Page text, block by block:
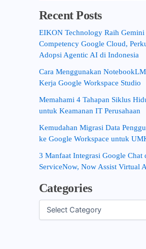
Recent Posts
EIKON Technology Raih Gemini
Competency Google Cloud,
Adopsi Agentic AI di Indonesia
Cara Menggunakan
Kerja Google Workspace Studio
Memahami 4 Tahapan Siklus
untuk Keamanan IT Perusahaan
Kemudahan Migrasi Data
ke Google Workspace untuk
3 Manfaat Integrasi Google Chat
ServiceNow, Now Assist Virtual
Categories